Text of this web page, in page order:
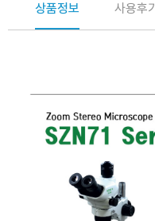
상품정보 사용후기